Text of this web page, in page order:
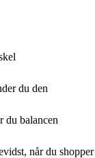
du den
du balancen
når du shopper